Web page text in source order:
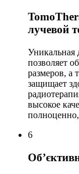
лучевой
Уникальная
позволяет
размеров, а
защищает
высокое
6